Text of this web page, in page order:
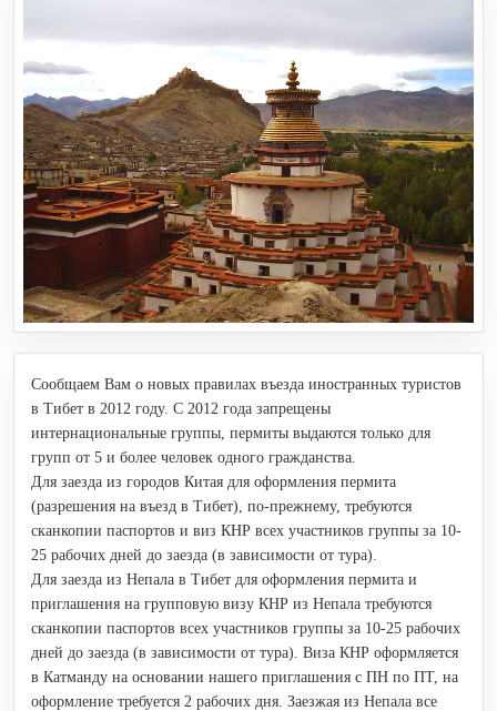
Сообщаем Вам о новых правилах въезда иностранных туристов
в Тибет в 2012 году. С 2012 года запрещены
интернациональные группы, пермиты выдаются только для
групп от 5 и более человек одного гражданства.
Для заезда из городов Китая для оформления пермита
(разрешения на въезд в Тибет), по-прежнему, требуются
сканкопии паспортов и виз КНР всех участников группы за 10-
25 рабочих дней до заезда (в зависимости от тура).
Для заезда из Непала в Тибет для оформления пермита и
приглашения на групповую визу КНР из Непала требуются
сканкопии паспортов всех участников группы за 10-25 рабочих
дней до заезда (в зависимости от тура). Виза КНР оформляется
в Катманду на основании нашего приглашения с ПН по ПТ, на
оформление требуется 2 рабочих дня. Заезжая из Непала все